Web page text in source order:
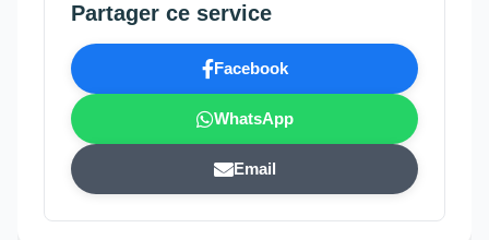
Partager ce service
Facebook
WhatsApp
Email